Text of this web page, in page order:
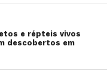
e répteis vivos
descobertos em